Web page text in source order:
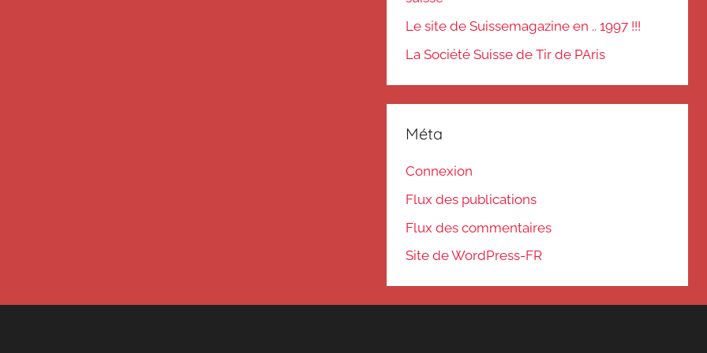
Le site de Suissemagazine en .. 1997 !!!
La Société Suisse de Tir de PAris
Méta
Connexion
Flux des publications
Flux des commentaires
Site de WordPress-FR